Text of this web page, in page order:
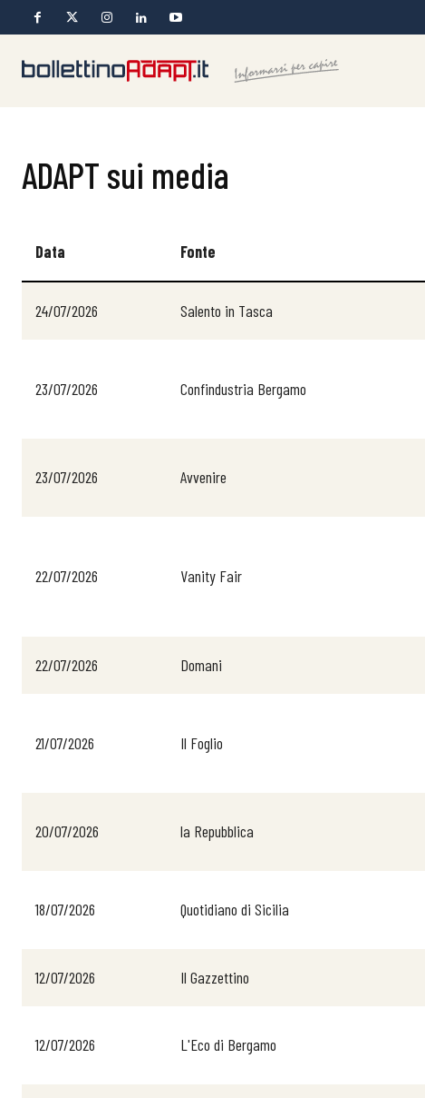
ADAPT sui media
Data Fonte
24/07/2026 Salento in Tasca
23/07/2026 Confindustria Bergamo
23/07/2026 Avvenire
22/07/2026 Vanity Fair
22/07/2026 Domani
21/07/2026 Il Foglio
20/07/2026 la Repubblica
18/07/2026 Quotidiano di Sicilia
12/07/2026 Il Gazzettino
12/07/2026 L'Eco di Bergamo